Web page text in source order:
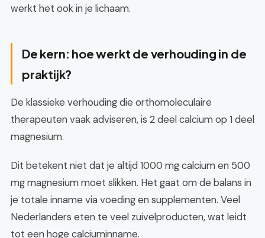
werkt het ook in je lichaam.
De kern: hoe werkt de verhouding in de
praktijk?
De klassieke verhouding die orthomoleculaire
therapeuten vaak adviseren, is 2 deel calcium op 1 deel
magnesium.
Dit betekent niet dat je altijd 1000 mg calcium en 500
mg magnesium moet slikken. Het gaat om de balans in
je totale inname via voeding en supplementen. Veel
Nederlanders eten te veel zuivelproducten, wat leidt
tot een hoge calciuminname.